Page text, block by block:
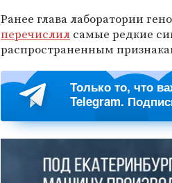
Ранее глава лаборатории
перечислил самые редкие
распространенным
Только то, что
Telegram.